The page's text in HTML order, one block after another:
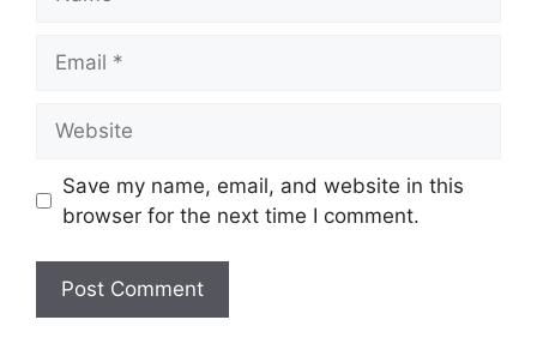
Save my name, email, and website in this
browser for the next time I comment.